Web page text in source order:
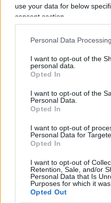
use your data for below
consent section.
Personal Data
I want to opt-out of the
personal data.
Opted In
I want to opt-out of the
Personal Data.
Opted In
I want to opt-out of
Personal Data for
Opted In
I want to opt-out of
Retention, Sale, and/or
Personal Data that Is
Purposes for which it was
Opted Out
1995 e nel 1999. E così
massacro che pareva
inizio alla violenza.
Erzegovina
dalla Jugoslavia sulla
costituzionalmente
della Serbia (una delle
Jugoslavia, con pari
Slovenia e della
armato, per stroncare
alimentando
L’intervento condotto
jugoslave che da milizie